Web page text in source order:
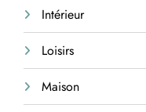
Intérieur
Loisirs
Maison